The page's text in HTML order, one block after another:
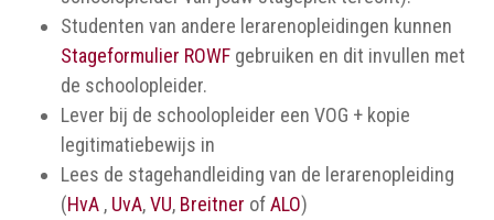
Studenten van andere lerarenopleidingen kunnen
Stageformulier ROWF gebruiken en dit invullen met
de schoolopleider.
Lever bij de schoolopleider een VOG + kopie
legitimatiebewijs in
Lees de stagehandleiding van de lerarenopleiding
(HvA , UvA,VU, Breitner ofALO)